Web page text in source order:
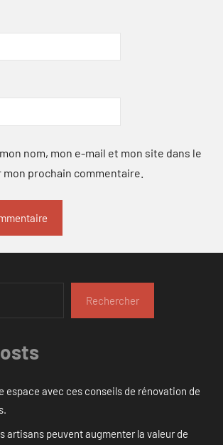
nom, mon e-mail et mon site dans le
prochain commentaire.
Rechercher
espace avec ces conseils de rénovation de
artisans peuvent augmenter la valeur de